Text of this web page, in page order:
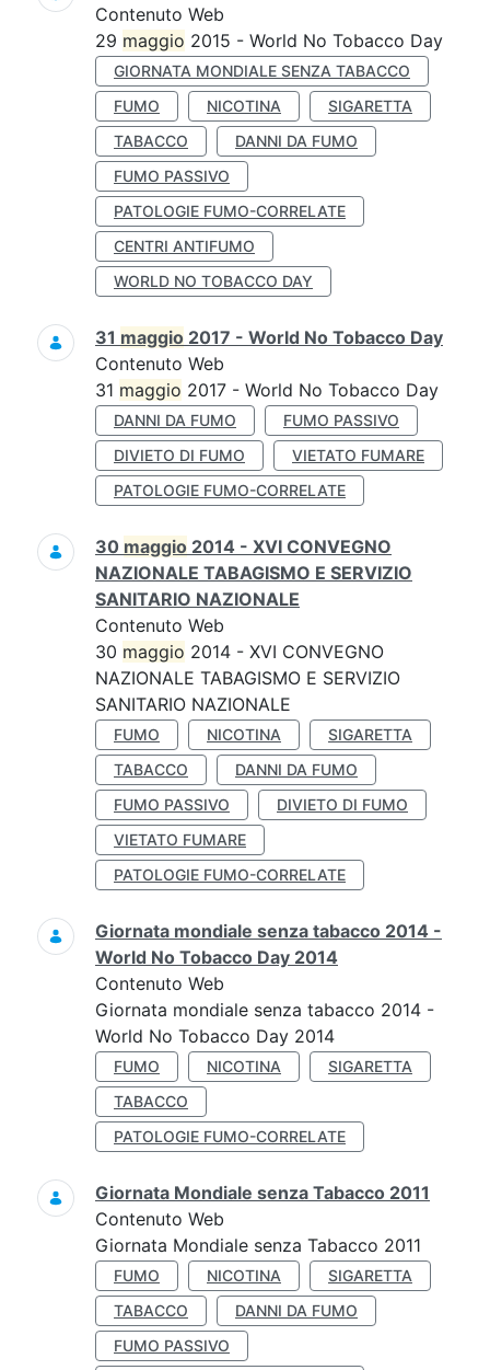
Contenuto Web
29 maggio 2015 - World No Tobacco Day
GIORNATA MONDIALE SENZA TABACCO
FUMO
NICOTINA
SIGARETTA
TABACCO
DANNI DA FUMO
FUMO PASSIVO
PATOLOGIE FUMO-CORRELATE
CENTRI ANTIFUMO
WORLD NO TOBACCO DAY
31 maggio 2017 - World No Tobacco Day
Contenuto Web
31 maggio 2017 - World No Tobacco Day
DANNI DA FUMO
FUMO PASSIVO
DIVIETO DI FUMO
VIETATO FUMARE
PATOLOGIE FUMO-CORRELATE
30 maggio 2014 - XVI CONVEGNO
NAZIONALE TABAGISMO E SERVIZIO
SANITARIO NAZIONALE
Contenuto Web
30 maggio 2014 - XVI CONVEGNO
NAZIONALE TABAGISMO E SERVIZIO
SANITARIO NAZIONALE
FUMO NICOTINA
SIGARETTA
TABACCO
DANNI DA FUMO
FUMO PASSIVO
DIVIETO DI FUMO
VIETATO FUMARE
PATOLOGIE FUMO-CORRELATE
Giornata mondiale senza tabacco 2014 -
World No Tobacco Day 2014
Contenuto Web
Giornata mondiale senza tabacco 2014 -
World No Tobacco Day 2014
FUMO NICOTINA
SIGARETTA
TABACCO
PATOLOGIE FUMO-CORRELATE
Giornata Mondiale senza Tabacco 2011
Contenuto Web
Giornata Mondiale senza Tabacco 2011
FUMO NICOTINA
SIGARETTA
TABACCO
DANNI DA FUMO
FUMO PASSIVO